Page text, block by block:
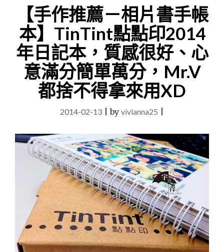
市
政
府】
法
式
甜
點
PÂTISSERIE
ALEX，
逛
誠
菸
吃
甜
點
的
情
侶
姊
妹
淘
下
【手作推薦－相片書手帳
本】TinTint點點印2014
年日記本，質感很好、心
意滿分簡單萬分，Mr.V
都捨不得拿來用XD
2014-02-13 |by vivianna25